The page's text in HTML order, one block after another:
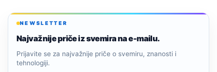
NEWSLETTER
Najvažnije priče iz svemira na e-mailu.
Prijavite se za najvažnije priče o svemiru, znanosti i
tehnologiji.